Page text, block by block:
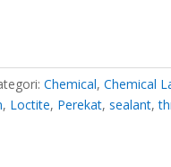
Chemical, Chemical
, Loctite, Perekat, sealant,